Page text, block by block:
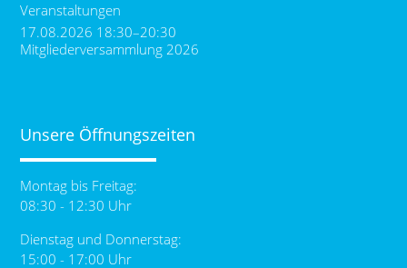
Veranstaltungen
17.08.2026 18:30–20:30
Mitgliederversammlung 2026
Unsere Öffnungszeiten
Montag bis Freitag:
08:30 - 12:30 Uhr
Dienstag und Donnerstag:
15:00 - 17:00 Uhr